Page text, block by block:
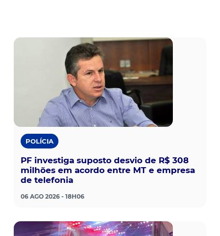
POLÍCIA
PF investiga suposto desvio de R$ 308
milhões em acordo entre MT e empresa
de telefonia
06 AGO 2026 - 18H06